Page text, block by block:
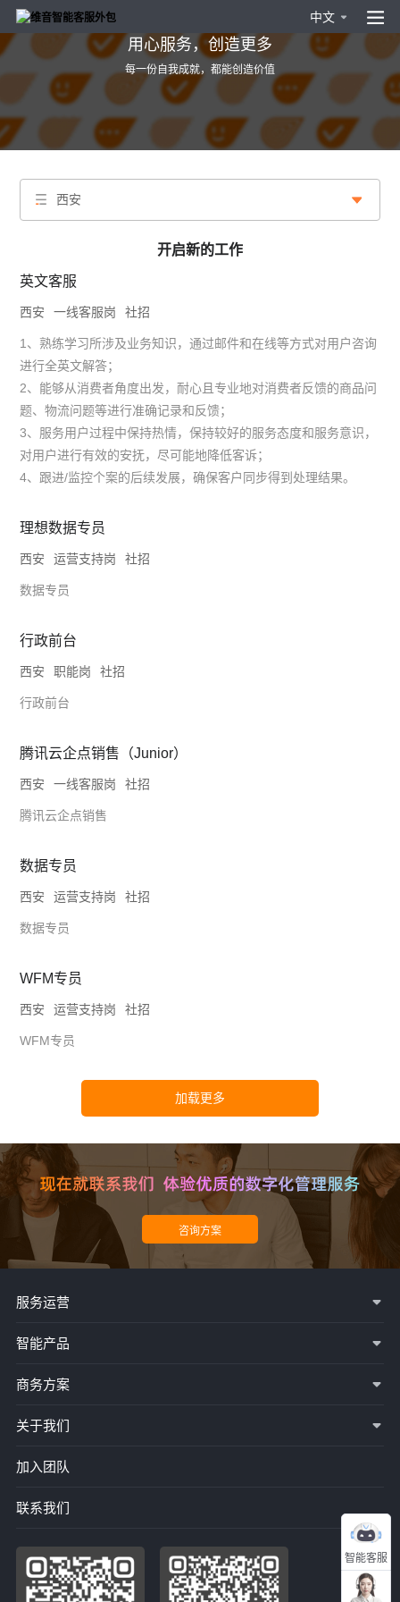
中文
用心服务，创造更多
每一份自我成就，都能创造价值
西安
开启新的工作
英文客服
西安 一线客服岗 社招
1、熟练学习所涉及业务知识，通过邮件和在线等方式对用户咨询
进行全英文解答；
2、能够从消费者角度出发，耐心且专业地对消费者反馈的商品问
题、物流问题等进行准确记录和反馈；
3、服务用户过程中保持热情，保持较好的服务态度和服务意识，
对用户进行有效的安抚，尽可能地降低客诉；
4、跟进/监控个案的后续发展，确保客户同步得到处理结果。
理想数据专员
西安 运营支持岗 社招
数据专员
行政前台
西安 职能岗 社招
行政前台
腾讯云企点销售（Junior）
西安 一线客服岗 社招
腾讯云企点销售
数据专员
西安 运营支持岗 社招
数据专员
WFM专员
西安 运营支持岗 社招
WFM专员
智能客服
服务运营
智能产品
商务方案
关于我们
加入团队
联系我们